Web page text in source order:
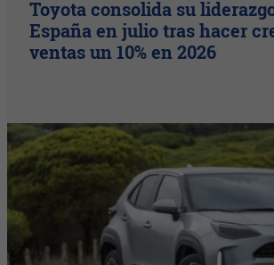
Toyota consolida su
España en julio tras hacer
ventas un 10% en 2026